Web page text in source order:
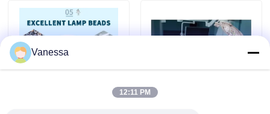
Fälle
Modularer Operationssaal
Vanessa
12:11 PM